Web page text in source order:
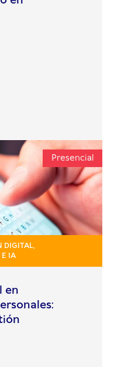
Presencial
DIGITAL,
IA
en